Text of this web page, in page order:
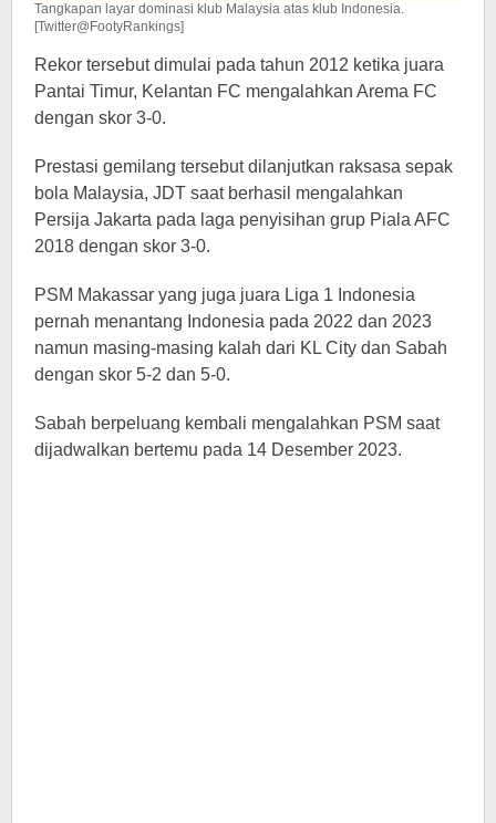
Tangkapan layar dominasi klub Malaysia atas klub Indonesia.
[Twitter@FootyRankings]
Rekor tersebut dimulai pada tahun 2012 ketika juara
Pantai Timur, Kelantan FC mengalahkan Arema FC
dengan skor 3-0.
Prestasi gemilang tersebut dilanjutkan raksasa sepak
bola Malaysia, JDT saat berhasil mengalahkan
Persija Jakarta pada laga penyisihan grup Piala AFC
2018 dengan skor 3-0.
PSM Makassar yang juga juara Liga 1 Indonesia
pernah menantang Indonesia pada 2022 dan 2023
namun masing-masing kalah dari KL City dan Sabah
dengan skor 5-2 dan 5-0.
Sabah berpeluang kembali mengalahkan PSM saat
dijadwalkan bertemu pada 14 Desember 2023.